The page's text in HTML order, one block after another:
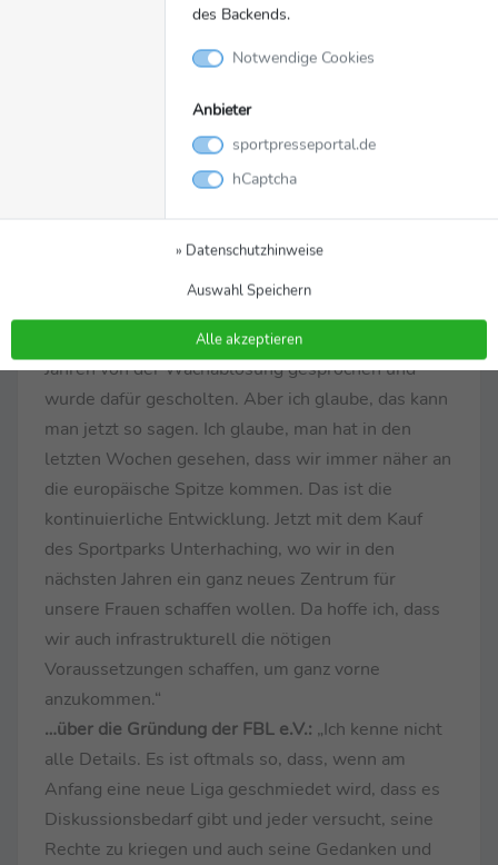
weggehen, weil sie mehr Spielpraxis braucht. Das
verlieren. Aber für sie persönlich ist es gut.“
…über den Hauptfaktor für die Dominanz in der
gesagt, wo immer der FC Bayern professionell
antritt, wollen wir Spitze sein, wollen wir in
Deutschland und international ganz vorne sein.
Das gelingt uns in Deutschland mittlerweile sehr,
sehr gut. Wir sind zum vierten Mal hintereinander
kleinen Seitenhieb erlauben. Ich habe vor zwei
Jahren von der Wachablösung gesprochen und
wurde dafür gescholten. Aber ich glaube, das kann
man jetzt so sagen. Ich glaube, man hat in den
letzten Wochen gesehen, dass wir immer näher an
die europäische Spitze kommen. Das ist die
kontinuierliche Entwicklung. Jetzt mit dem Kauf
des Sportparks Unterhaching, wo wir in den
nächsten Jahren ein ganz neues Zentrum für
unsere Frauen schaffen wollen. Da hoffe ich, dass
wir auch infrastrukturell die nötigen
Voraussetzungen schaffen, um ganz vorne
anzukommen.“
…über die Gründung der FBL e.V.: „Ich kenne nicht
alle Details. Es ist oftmals so, dass, wenn am
Anfang eine neue Liga geschmiedet wird, dass es
Diskussionsbedarf gibt und jeder versucht, seine
Rechte zu kriegen und auch seine Gedanken und
des Backends.
Notwendige Cookies
Anbieter
sportpresseportal.de
hCaptcha
» Datenschutzhinweise
Auswahl Speichern
Alle akzeptieren